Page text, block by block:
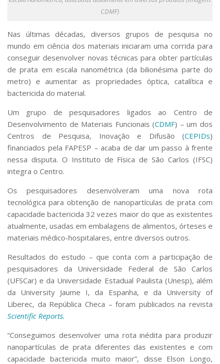
Serviços
Apoio ao Estudante
Segurança, Trânsito e Prevenção
RH, Administrativo e Financeiro
Outros serviços
Comunicação
Assessorias e Mídias
Jornal da USP
Agenda de Eventos
CDMF)
Nas últimas décadas, diversos grupos de pesquisa no
mundo em ciência dos materiais iniciaram uma corrida para
conseguir desenvolver novas técnicas para obter partículas
de prata em escala nanométrica (da bilionésima parte do
metro) e aumentar as propriedades óptica, catalítica e
bactericida do material.
Um grupo de pesquisadores ligados ao Centro de
Desenvolvimento de Materiais Funcionais (CDMF) – um dos
Centros de Pesquisa, Inovação e Difusão (CEPIDs)
financiados pela FAPESP – acaba de dar um passo à frente
nessa disputa. O Instituto de Física de São Carlos (IFSC)
integra o Centro.
Os pesquisadores desenvolveram uma nova rota
tecnológica para obtenção de nanopartículas de prata com
capacidade bactericida 32 vezes maior do que as existentes
atualmente, usadas em embalagens de alimentos, órteses e
materiais médico-hospitalares, entre diversos outros.
Resultados do estudo – que conta com a participação de
pesquisadores da Universidade Federal de São Carlos
(UFSCar) e da Universidade Estadual Paulista (Unesp), além
da University Jaume I, da Espanha, e da University of
Liberec, da República Checa – foram publicados na revista
Scientific Reports.
“Conseguimos desenvolver uma rota inédita para produzir
nanopartículas de prata diferentes das existentes e com
capacidade bactericida muito maior”, disse Elson Longo,